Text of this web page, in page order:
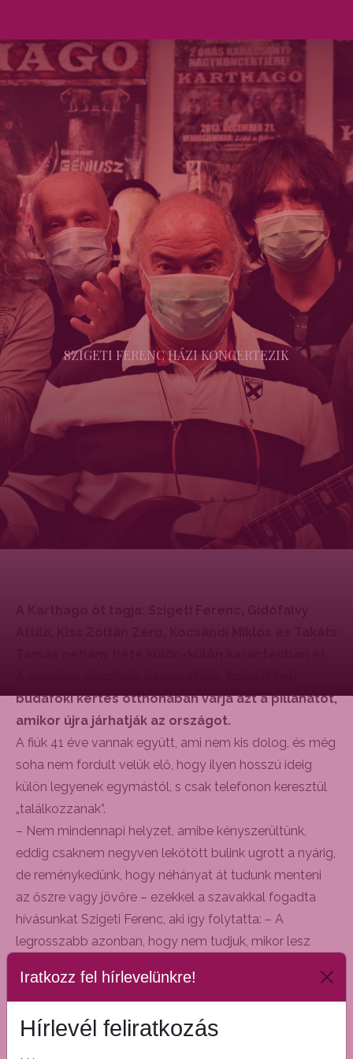
SZIGETI FERENC HÁZI KONCERTEZIK
budafoki kertes otthonában várja azt a pillanatot,
amikor újra járhatják az országot.
A fiúk 41 éve vannak együtt, ami nem kis dolog, és még
soha nem fordult velük elő, hogy ilyen hosszú ideig
külön legyenek egymástól, s csak telefonon keresztül
„találkozzanak”.
– Nem mindennapi helyzet, amibe kényszerültünk,
eddig csaknem negyven lekötött bulink ugrott a nyárig,
de reménykedünk, hogy néhányat át tudunk menteni
az őszre vagy jövőre – ezekkel a szavakkal fogadta
hívásunkat Szigeti Ferenc, aki így folytatta: – A
legrosszabb azonban, hogy nem tudjuk, mikor lesz
– Hogyan hidalják át a nehézségeket?
itt szoktunk a fiúkkal együtt gyakorolni, felkészülni egy-
Iratkozz fel hírlevelünkre!
Hírlevél feliratkozás